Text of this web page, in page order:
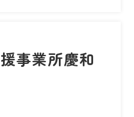
事業所慶和